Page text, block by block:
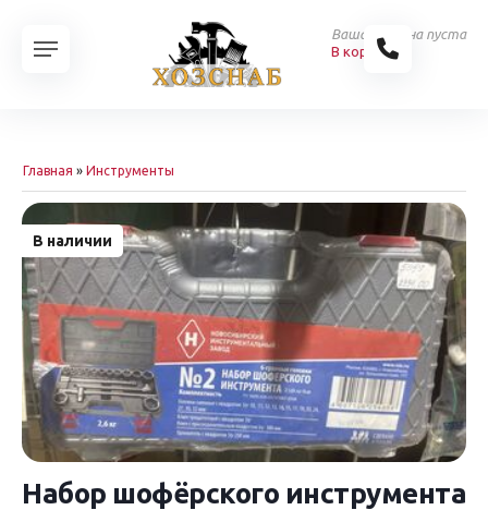
Ваша корзина пуста
В корзину
Главная » Инструменты
В наличии
Набор шофёрского инструмента